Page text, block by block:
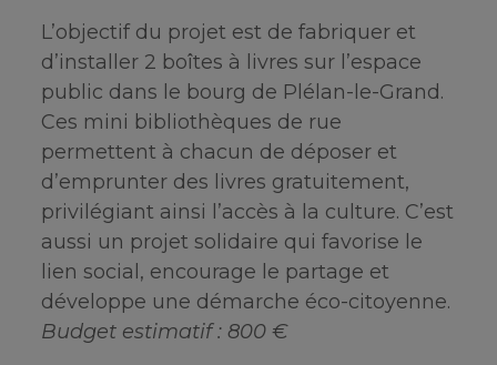
L’objectif du projet est de fabriquer et
d’installer 2 boîtes à livres sur l’espace
public dans le bourg de Plélan-le-Grand.
Ces mini bibliothèques de rue
permettent à chacun de déposer et
d’emprunter des livres gratuitement,
privilégiant ainsi l’accès à la culture. C’est
aussi un projet solidaire qui favorise le
lien social, encourage le partage et
développe une démarche éco-citoyenne.
Budget estimatif : 800 €